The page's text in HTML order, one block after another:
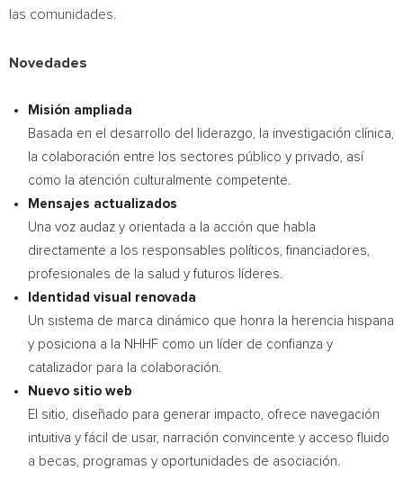
las comunidades.
Novedades
Misión ampliada
Basada en el desarrollo del liderazgo, la investigación clínica,
la colaboración entre los sectores público y privado, así
como la atención culturalmente competente.
Mensajes actualizados
Una voz audaz y orientada a la acción que habla
directamente a los responsables políticos, financiadores,
profesionales de la salud y futuros líderes.
Identidad visual renovada
Un sistema de marca dinámico que honra la herencia hispana
y posiciona a la NHHF como un líder de confianza y
catalizador para la colaboración.
Nuevo sitio web
El sitio, diseñado para generar impacto, ofrece navegación
intuitiva y fácil de usar, narración convincente y acceso fluido
a becas, programas y oportunidades de asociación.